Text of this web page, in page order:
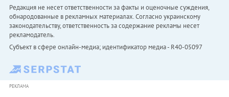
Редакция не несет ответственности за факты и оценочные суждения,
обнародованные в рекламных материалах. Согласно украинскому
законодательству, ответственность за содержание рекламы несет
рекламодатель.
Субъект в сфере онлайн-медиа; идентификатор медиа - R40-05097
РЕКЛАМА